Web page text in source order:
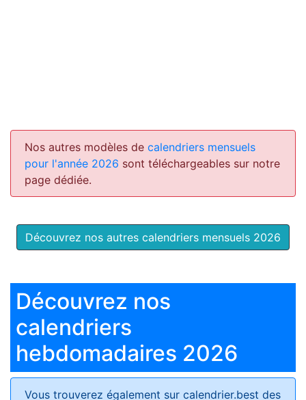
Nos autres modèles de calendriers mensuels
pour l'année 2026 sont téléchargeables sur notre
page dédiée.
Découvrez nos autres calendriers mensuels 2026
Découvrez nos
calendriers
hebdomadaires 2026
Vous trouverez également sur calendrier.best des